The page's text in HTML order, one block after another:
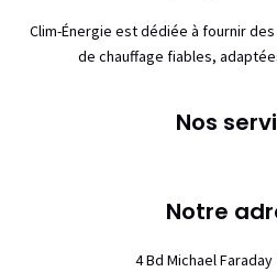
Clim-Énergie est dédiée à fournir
de chauffage fiables,
Nos
Notre
4 Bd Michael